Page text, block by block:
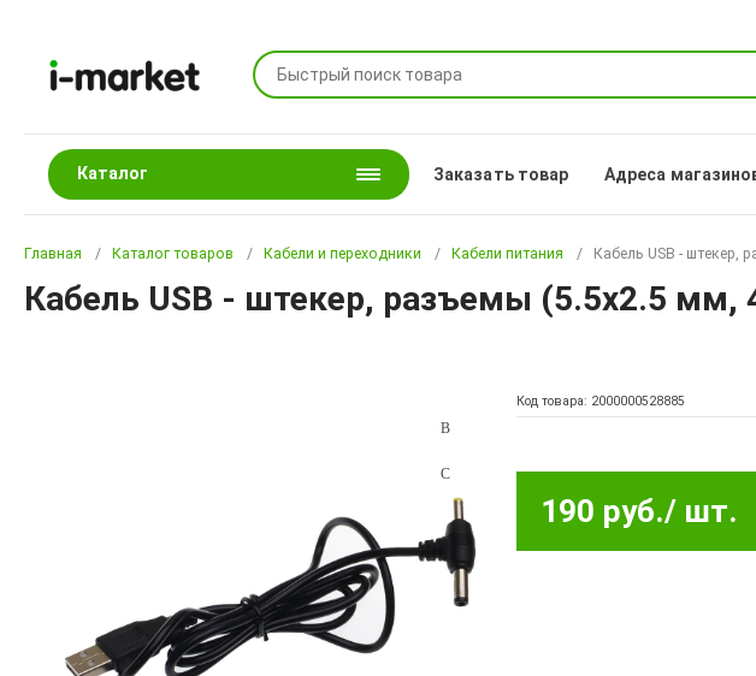
Каталог Заказать товар Адреса
Главная Каталог товаров Кабели и переходники Кабели питания Кабель USB - штекер,
Кабель USB - штекер, разъемы (5.5x2.5
Код товара: 2000000528885
190 руб./ шт.